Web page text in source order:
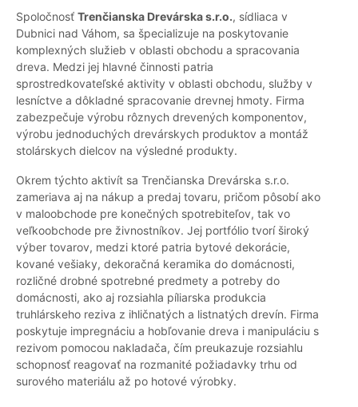
Spoločnosť Trenčianska Drevárska s.r.o., sídliaca v
Dubnici nad Váhom, sa špecializuje na poskytovanie
komplexných služieb v oblasti obchodu a spracovania
dreva. Medzi jej hlavné činnosti patria
sprostredkovateľské aktivity v oblasti obchodu, služby v
lesníctve a dôkladné spracovanie drevnej hmoty. Firma
zabezpečuje výrobu rôznych drevených komponentov,
výrobu jednoduchých drevárskych produktov a montáž
stolárskych dielcov na výsledné produkty.
Okrem týchto aktivít sa Trenčianska Drevárska s.r.o.
zameriava aj na nákup a predaj tovaru, pričom pôsobí ako
v maloobchode pre konečných spotrebiteľov, tak vo
veľkoobchode pre živnostníkov. Jej portfólio tvorí široký
výber tovarov, medzi ktoré patria bytové dekorácie,
kované vešiaky, dekoračná keramika do domácnosti,
rozličné drobné spotrebné predmety a potreby do
domácnosti, ako aj rozsiahla píliarska produkcia
truhlárskeho reziva z ihličnatých a listnatých drevín. Firma
poskytuje impregnáciu a hobľovanie dreva i manipuláciu s
rezivom pomocou nakladača, čím preukazuje rozsiahlu
schopnosť reagovať na rozmanité požiadavky trhu od
surového materiálu až po hotové výrobky.